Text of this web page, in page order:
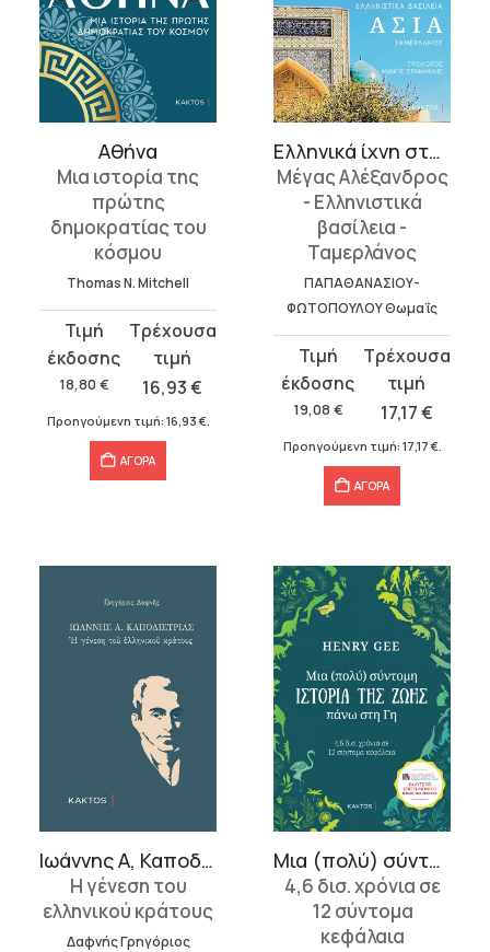
Αθήνα
Μια ιστορία της
πρώτης
δημοκρατίας του
κόσμου
Thomas N. Mitchell
18,80 €
Original
price
was:
18,80 €.
16,93€
τρέχουσα
τιμή
είναι:
16,93 €.
Προηγούμενη τιμή: 16,93 €.
ΑΓΟΡΑ
Ελληνικά ίχνη στην Κεντρική Ασία – Ουζμπεκιστάν: Το σταυροδρόμ...
Μέγας Αλέξανδρος
- Ελληνιστικά
βασίλεια -
Ταμερλάνος
ΠΑΠΑΘΑΝΑΣΙΟΥ-
ΦΩΤΟΠΟΥΛΟΥ Θωμαΐς
19,08 €
Original
price
was:
19,08 €.
17,17€
τρέχουσα
τιμή
είναι:
17,17 €.
Προηγούμενη τιμή: 17,17 €.
ΑΓΟΡΑ
Ιωάννης Α, Καποδίστριας
Η γένεση του
ελληνικού κράτους
Δαφνής Γρηγόριος
Μια (πολύ) σύντομη ιστορία της ζωής πάνω στη Γη
4,6 δισ. χρόνια σε
12 σύντομα
κεφάλαια